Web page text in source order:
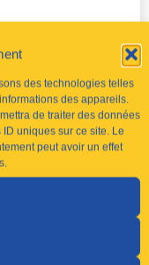
des technologies telles
des appareils.
de traiter des données
uniques sur ce site. Le
peut avoir un effet